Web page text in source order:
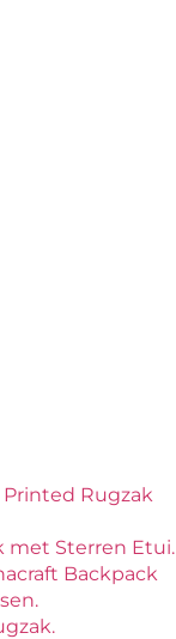
Rugzak
met Sterren Etui.
Backpack